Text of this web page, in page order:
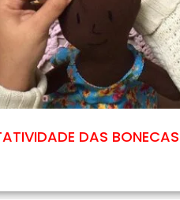
DAS BONECAS